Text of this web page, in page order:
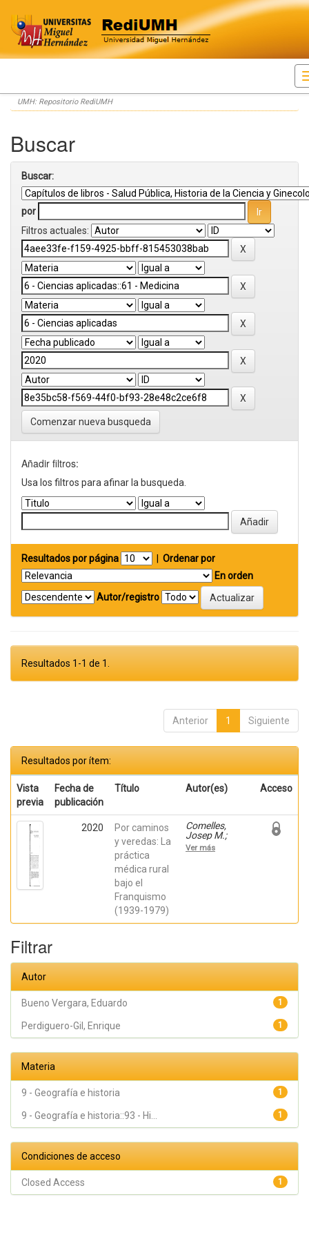
Skip
navigation
UMH: Repositorio RediUMH
Buscar
Buscar:
por
Filtros actuales:
Comenzar nueva busqueda
Añadir filtros:
Usa los filtros para afinar la busqueda.
Resultados por página
Ordenar por
En orden
Autor/registro
Resultados 1-1 de 1.
Anterior 1 Siguiente
Resultados por ítem:
Vista
previa
Fecha de
publicación
Título Autor(es) Acceso
2020
Por caminos
y veredas: La
práctica
médica rural
bajo el
Franquismo
(1939-1979)
Comelles,
Josep M.;
Perdiguero-Gil,
Enrique;
Ver más
Filtrar
Autor
1
Bueno Vergara, Eduardo
1
Perdiguero-Gil, Enrique
Materia
1
9 - Geografía e historia
1
9 - Geografía e historia::93 - Hi...
Condiciones de acceso
1
Closed Access